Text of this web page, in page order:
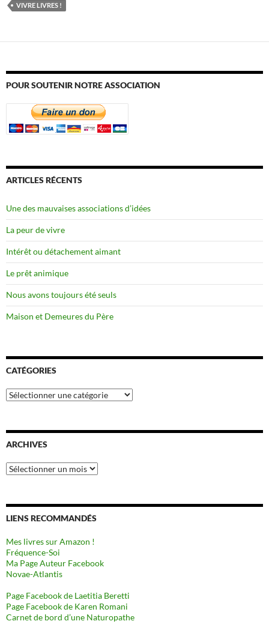
VIVRE LIVRES !
POUR SOUTENIR NOTRE ASSOCIATION
ARTICLES RÉCENTS
Une des mauvaises associations d’idées
La peur de vivre
Intérêt ou détachement aimant
Le prêt animique
Nous avons toujours été seuls
Maison et Demeures du Père
CATÉGORIES
Catégories
ARCHIVES
Archives
LIENS RECOMMANDÉS
Mes livres sur Amazon !
Fréquence-Soi
Ma Page Auteur Facebook
Novae-Atlantis
Page Facebook de Laetitia Beretti
Page Facebook de Karen Romani
Carnet de bord d’une Naturopathe